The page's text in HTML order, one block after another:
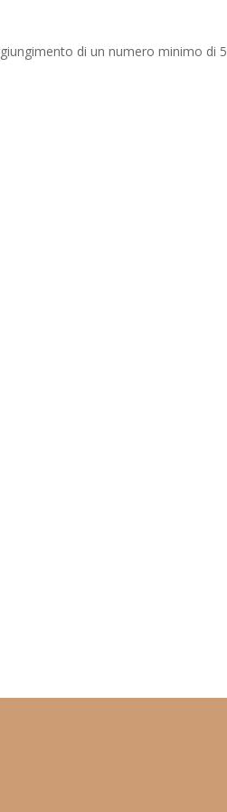
di un numero minimo di 5